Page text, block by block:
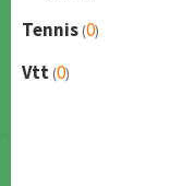
Tennis(0)
Vtt(0)